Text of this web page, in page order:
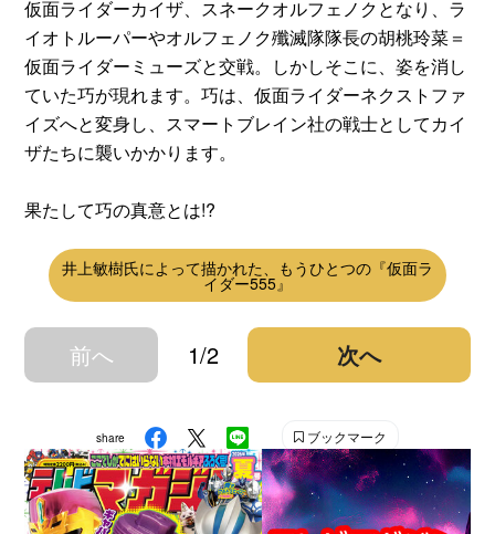
仮面ライダーカイザ、スネークオルフェノクとなり、ラ
イオトルーパーやオルフェノク殲滅隊隊長の胡桃玲菜＝
仮面ライダーミューズと交戦。しかしそこに、姿を消し
ていた巧が現れます。巧は、仮面ライダーネクストファ
イズへと変身し、スマートブレイン社の戦士としてカイ
ザたちに襲いかかります。
果たして巧の真意とは!?
井上敏樹氏によって描かれた、もうひとつの『仮面ラ
イダー555』
前へ 1/2 次へ
share ブックマーク